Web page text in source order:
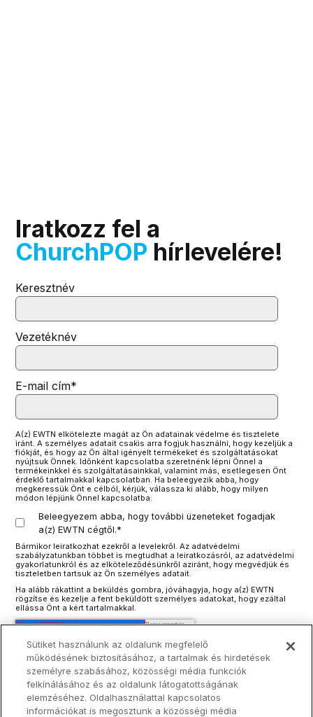
Iratkozz fel a
ChurchPOP hírlevelére!
Keresztnév
Vezetéknév
E-mail cím*
A(z) EWTN elkötelezte magát az Ön adatainak védelme és tisztelete
iránt. A személyes adatait csakis arra fogjuk használni, hogy kezeljük a
fiókját, és hogy az Ön által igényelt termékeket és szolgáltatásokat
nyújtsuk Önnek. Időnként kapcsolatba szeretnénk lépni Önnel a
termékeinkkel és szolgáltatásainkkal, valamint más, esetlegesen Önt
érdeklő tartalmakkal kapcsolatban. Ha beleegyezik abba, hogy
megkeressük Önt e célból, kérjük, válassza ki alább, hogy milyen
módon lépjünk Önnel kapcsolatba:
Beleegyezem abba, hogy további üzeneteket fogadjak
a(z) EWTN cégtől.*
Bármikor leiratkozhat ezekről a levelekről. Az adatvédelmi
szabályzatunkban többet is megtudhat a leiratkozásról, az adatvédelmi
gyakorlatunkról és az elköteleződésünkről aziránt, hogy megvédjük és
tiszteletben tartsuk az Ön személyes adatait.
Ha alább rákattint a beküldés gombra, jóváhagyja, hogy a(z) EWTN
rögzítse és kezelje a fent beküldött személyes adatokat, hogy ezáltal
ellássa Önt a kért tartalmakkal.
Sütiket használunk az oldalunk megfelelő
működésének biztosításához, a tartalmak és hirdetések
személyre szabásához, közösségi média funkciók
felkínálásához és az oldalunk látogatottságának
elemzéséhez. Oldalhasználattal kapcsolatos
információkat is megosztunk a közösségi média